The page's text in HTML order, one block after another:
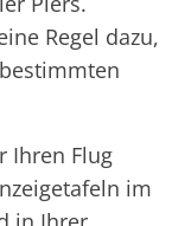
Regel dazu,
Ihren Flug
im